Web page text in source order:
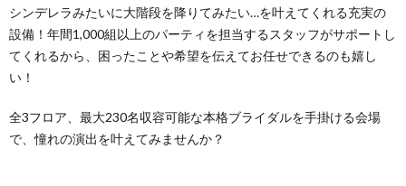
シンデレラみたいに大階段を降りてみたい…を叶えてくれる充実の
設備！年間1,000組以上のパーティを担当するスタッフがサポートし
てくれるから、困ったことや希望を伝えてお任せできるのも嬉し
い！
全3フロア、最大230名収容可能な本格ブライダルを手掛ける会場
で、憧れの演出を叶えてみませんか？